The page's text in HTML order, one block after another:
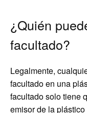
¿Quién
facultado?
Legalmente,
facultado en una
facultado solo tiene
emisor de la